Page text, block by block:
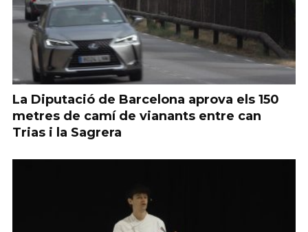
La Diputació de Barcelona aprova els 150
metres de camí de vianants entre can
Trias i la Sagrera